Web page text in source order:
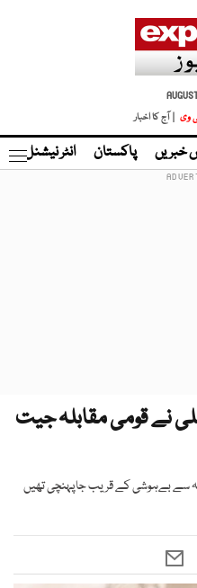
وی | آج کا اخبار
خبریں پاکستان انٹر نیشنل
نے قومی مقابلہ جیت
سے بےہوشی کے قریب جاپہنچی تھیں